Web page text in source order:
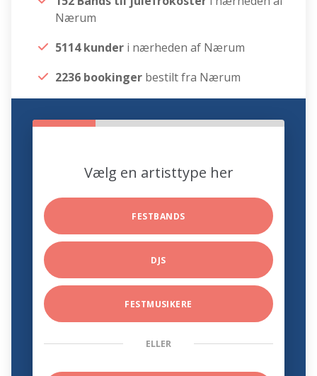
Nærum
5114 kunder i nærheden af Nærum
2236 bookinger bestilt fra Nærum
Vælg en artisttype her
FESTBANDS
DJS
FESTMUSIKERE
ELLER